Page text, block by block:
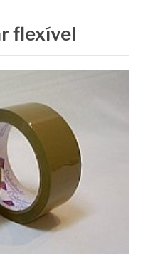
flexível